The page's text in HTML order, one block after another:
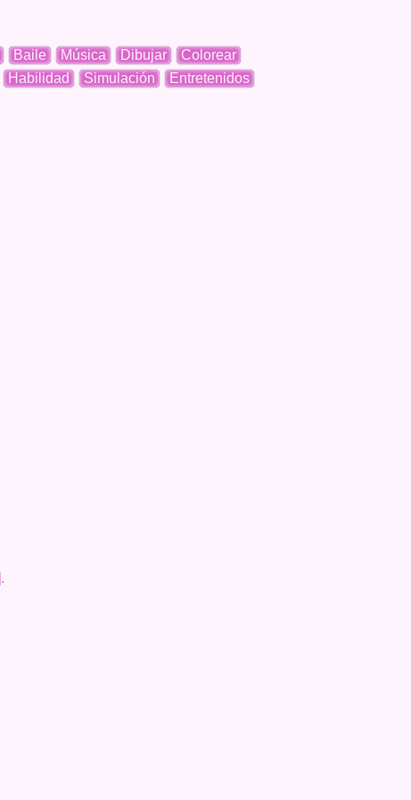
Baile Música Dibujar
Colorear
Habilidad Simulación
Entretenidos
.